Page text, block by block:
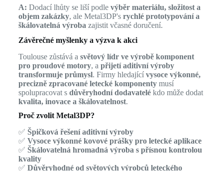
A: Dodací lhůty se liší podle výběr materiálu, složitost a
objem zakázky, ale Metal3DP's rychlé prototypování a
škálovatelná výroba zajistit včasné doručení.
Závěrečné myšlenky a výzva k akci
Toulouse zůstává a světový lídr ve výrobě komponent
pro proudové motory, a přijetí aditivní výroby
transformuje průmysl. Firmy hledající vysoce výkonné,
precizně zpracované letecké komponentymusí
spolupracovat s důvěryhodní dodavatelékdo může dodat
kvalita, inovace a škálovatelnost.
Proč zvolit Metal3DP?
✅ Špičková řešení aditivní výroby
✅ Vysoce výkonné kovové prášky pro letecké aplikace
✅ Škálovatelná hromadná výroba s přísnou kontrolou
kvality
✅ Důvěryhodné od světových výrobců leteckého